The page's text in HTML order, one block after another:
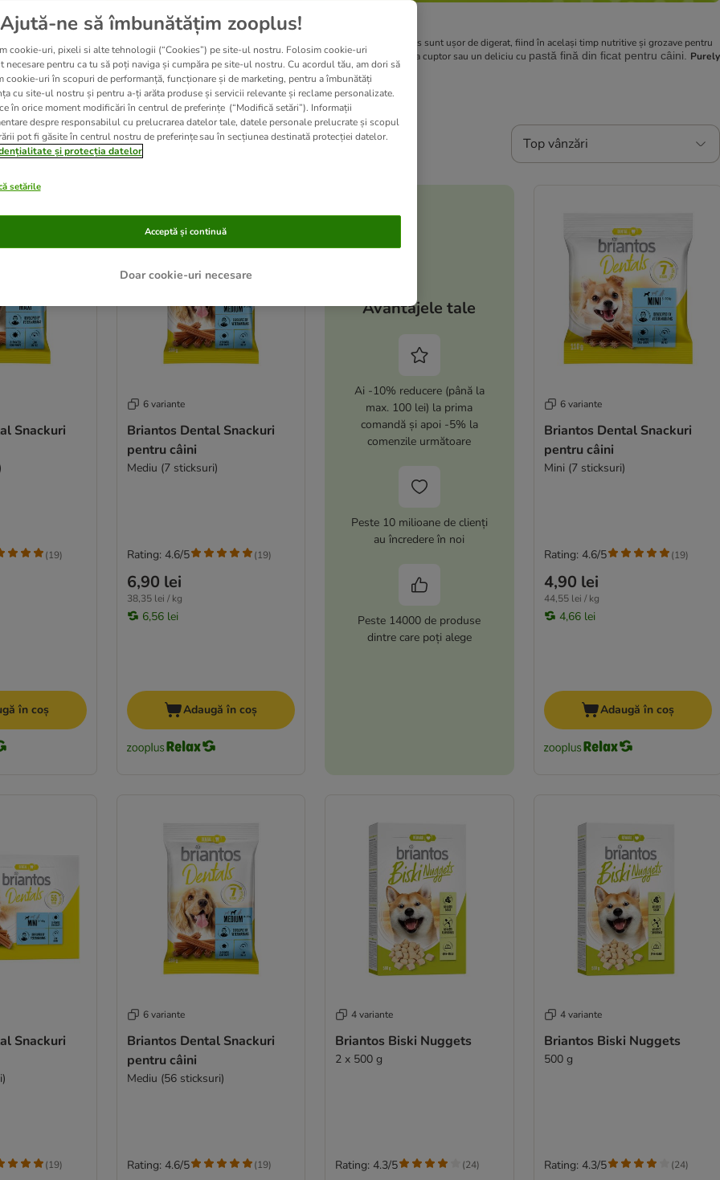
Preparate doar din ingrediente de înaltă calitate, recompensele pentru câini Briantos FitBites sunt ușor de digerat, fiind în același timp nutritive și grozave pentru
ronțăit. Încearcă și produsele DogBiski și CreamTeam, pentru o gustare crocantă pregătită la cuptor sau un deliciu cu pastă fină din ficat pentru câini. Purely
good.
Top vânzări
been changed
Snackuri
(19)
în coș
6 variante
Briantos Dental Snackuri
pentru câini
Mediu (7 sticksuri)
6,90 lei
38,35 lei / kg
6,56 lei
Rating: 4.6/5 (19)
Adaugă în coș
Avantajele tale
Ai -10% reducere (până la
max. 100 lei) la prima
comandă și apoi -5% la
comenzile următoare
Peste 10 milioane de clienți
au încredere în noi
Peste 14000 de produse
dintre care poți alege
6 variante
Briantos Dental Snackuri
pentru câini
Mini (7 sticksuri)
4,90 lei
44,55 lei / kg
4,66 lei
Rating: 4.6/5 (19)
Adaugă în coș
Snackuri
(19)
6 variante
Briantos Dental Snackuri
pentru câini
Mediu (56 sticksuri)
Rating: 4.6/5 (19)
4 variante
Briantos Biski Nuggets
2 x 500 g
Rating: 4.3/5 (24)
4 variante
Briantos Biski Nuggets
500 g
Rating: 4.3/5 (24)
Ajută-ne să îmbunătățim zooplus!
cookie-uri, pixeli si alte tehnologii (“Cookies”) pe site-ul nostru. Folosim cookie-uri
necesare pentru ca tu să poți naviga și cumpăra pe site-ul nostru. Cu acordul tău, am dori să
cookie-uri în scopuri de performanță, funcționare și de marketing, pentru a îmbunătăți
cu site-ul nostru și pentru a-ți arăta produse și servicii relevante și reclame personalizate.
în orice moment modificări în centrul de preferințe (“Modifică setări”). Informații
despre responsabilul cu prelucrarea datelor tale, datele personale prelucrate și scopul
pot fi găsite în centrul nostru de preferințe sau în secțiunea destinată protecției datelor.
și protecția datelor
setările
Doar cookie-uri necesare
Acceptă și continuă